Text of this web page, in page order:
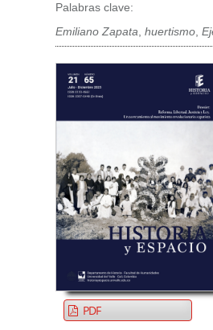
Palabras clave:
Emiliano Zapata, huertismo,
Barra lateral del
PDF